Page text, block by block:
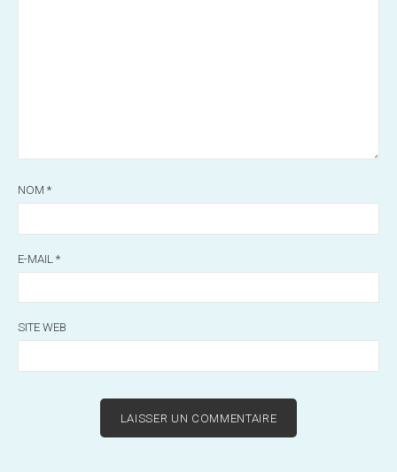
NOM *
E-MAIL *
SITE WEB